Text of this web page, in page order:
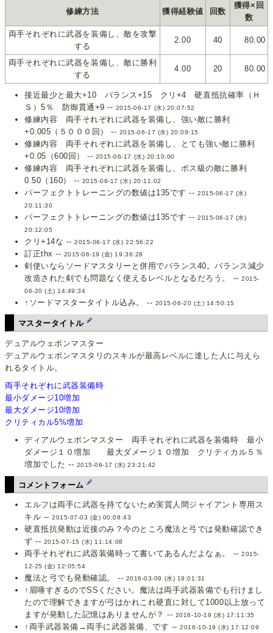
修練方法 獲得経験値 回数
獲得×回
数
両手それぞれに武器を装備し、敵を攻撃
する
2.00 40 80.00
両手それぞれに武器を装備し、敵に勝利
する
4.00 20 80.00
接近最少と最大+10 バランス+15 クリ+4 硬直抵抗確率（Ｈ
Ｓ）5％ 防御貫通+9 -- 2015-06-17 (水) 20:07:52
修練内容 両手それぞれに武器を装備し、強い敵に勝利
+0.005（５０００回） -- 2015-06-17 (水) 20:09:15
修練内容 両手それぞれに武器を装備し、とても強い敵に勝利
+0.05（600回） -- 2015-06-17 (水) 20:10:00
修練内容 両手それぞれに武器を装備し、ボス級の敵に勝利
0.50（160） -- 2015-06-17 (水) 20:11:02
パーフェクトトレーニングの数値は135です -- 2015-06-17 (水)
20:11:30
パーフェクトトレーニングの数値は135です -- 2015-06-17 (水)
20:12:05
クリ+14な --2015-06-17 (水) 22:56:22
訂正thx -- 2015-06-19 (金) 19:36:28
剣使いならソードマスタリーと併用でバランス40。バランス減少
改造された剣でも問題なく使えるレベルとなるだろう。 --2015-
06-20 (土) 14:49:34
↑ソードマスタータイトル込み。 -- 2015-06-20 (土) 14:50:15
マスタータイトル
デュアルウェポンマスター
デュアルウェポンマスタリのスキルが最高レベルに達した人に与えら
れるタイトル。
両手それぞれに武器装備時
最小ダメージ10増加
最大ダメージ10増加
クリティカル5%増加
ディアルウェポンマスター 両手それぞれに武器を装備時 最小
ダメージ１０増加 最大ダメージ１０増加 クリティカル５％
増加でした -- 2015-06-17 (水) 23:21:42
コメントフォーム
エルフは両手に武器を持てないため実質人間ジャイアント専用ス
キル --2015-07-03 (金) 00:08:43
硬直抵抗発動は近接のみ？今のところ魔法と弓では発動確認でき
ず -- 2015-07-15 (水) 11:14:08
両手それぞれに武器装備時って書いてあるんだよなぁ。 --2015-
12-25 (金) 12:05:54
魔法と弓でも発動確認。 -- 2016-03-09 (水) 19:01:31
↑眉唾すぎるのでSSください。魔法は両手武器装備でも行けまし
たので理解できますが弓はかれこれ硬直に対して1000以上放って
ますが発動した記憶はありませんが？ -- 2016-10-19 (水) 17:11:35
↑両手武器装備→両手に武器装備、です --2016-10-19 (水) 17:12:09